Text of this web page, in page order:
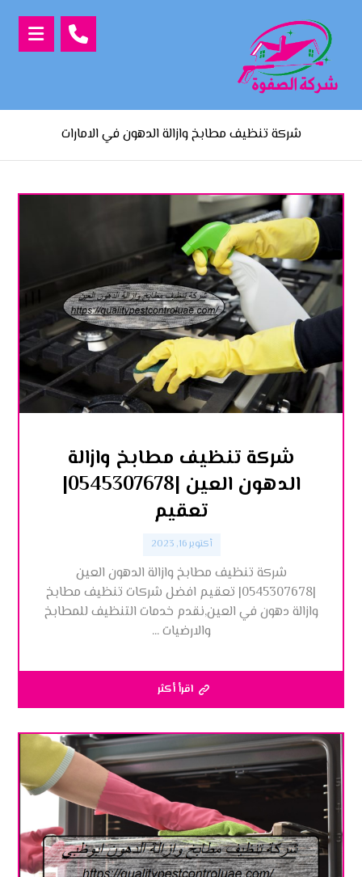
شركة تنظيف مطابخ وازالة الدهون في الامارات
شركة تنظيف مطابخ وازالة
الدهون العين |0545307678|
تعقيم
أكتوبر 16, 2023
شركة تنظيف مطابخ وازالة الدهون العين
|0545307678| تعقيم افضل شركات تنظيف مطابخ
وازالة دهون في العين,نقدم خدمات التنظيف للمطابخ
والارضيات ...
اقرأ أكثر